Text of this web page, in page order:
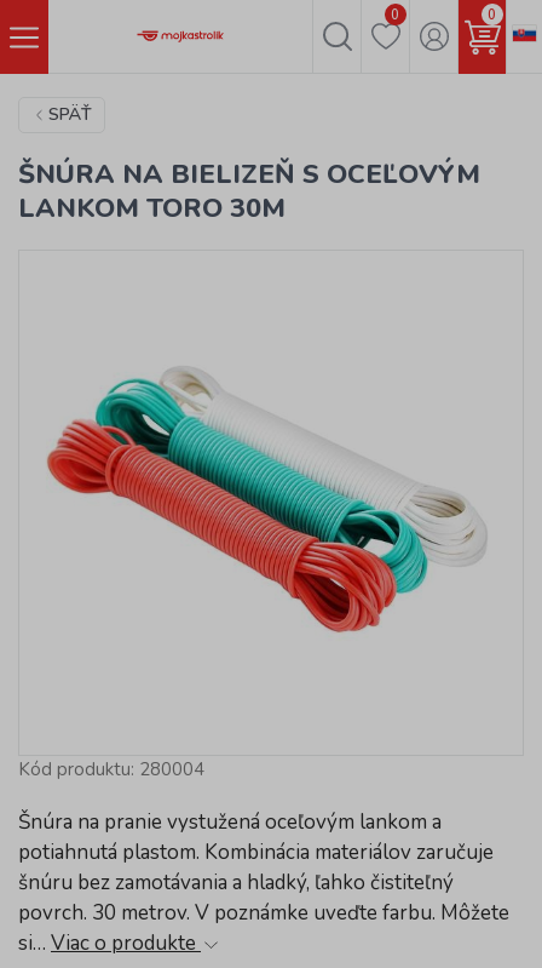
0 0
SPÄŤ
ŠNÚRA NA BIELIZEŇ S OCEĽOVÝM
LANKOM TORO 30M
Kód produktu: 280004
Šnúra na pranie vystužená oceľovým lankom a
potiahnutá plastom. Kombinácia materiálov zaručuje
šnúru bez zamotávania a hladký, ľahko čistiteľný
povrch. 30 metrov. V poznámke uveďte farbu. Môžete
si… Viac o produkte